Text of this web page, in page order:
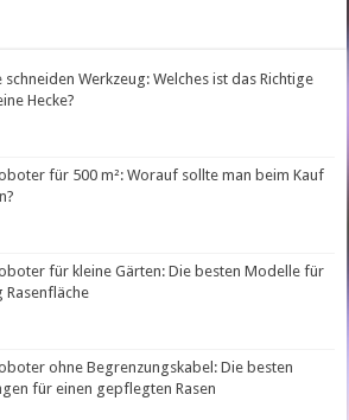
schneiden Werkzeug: Welches ist das Richtige
Hecke?
für 500 m²: Worauf sollte man beim Kauf
für kleine Gärten: Die besten Modelle für
Rasenfläche
ohne Begrenzungskabel: Die besten
für einen gepflegten Rasen